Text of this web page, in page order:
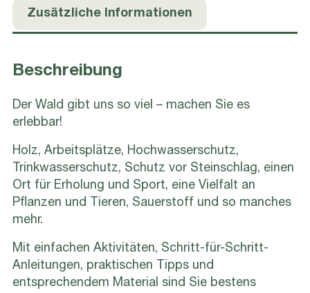
Zusätzliche Informationen
Beschreibung
Der Wald gibt uns so viel – machen Sie es
erlebbar!
Holz, Arbeitsplätze, Hochwasserschutz,
Trinkwasserschutz, Schutz vor Steinschlag, einen
Ort für Erholung und Sport, eine Vielfalt an
Pflanzen und Tieren, Sauerstoff und so manches
mehr.
Mit einfachen Aktivitäten, Schritt-für-Schritt-
Anleitungen, praktischen Tipps und
entsprechendem Material sind Sie bestens